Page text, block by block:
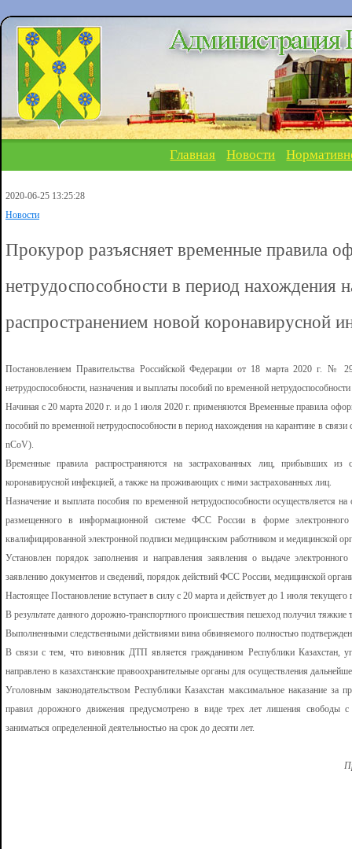
Главная Новости
2020-06-25 13:25:28
Новости
Прокурор разъясняет временные правила
нетрудоспособности в период нахождения
распространением новой коронавирусной
Постановлением Правительства Российской Федерации от 18 марта 2020 г. №
нетрудоспособности, назначения и выплаты пособий по временной нетрудоспособности
Начиная с 20 марта 2020 г. и до 1 июля 2020 г. применяются Временные правила
пособий по временной нетрудоспособности в период нахождения на карантине в
nCoV).
Временные правила распространяются на застрахованных лиц, прибывших из
коронавирусной инфекцией, а также на проживающих с ними застрахованных лиц.
Назначение и выплата пособия по временной нетрудоспособности осуществляется
размещенного в информационной системе ФСС России в форме электронного
квалифицированной электронной подписи медицинским работником и медицинской
Установлен порядок заполнения и направления заявления о выдаче
заявлению документов и сведений, порядок действий ФСС России, медицинской
Настоящее Постановление вступает в силу с 20 марта и действует до 1 июля текущего
В результате данного дорожно-транспортного происшествия пешеход получил тяжкие
Выполненными следственными действиями вина обвиняемого полностью
В связи с тем, что виновник ДТП является гражданином Республики Казахстан,
направлено в казахстанские правоохранительные органы для осуществления
Уголовным законодательством Республики Казахстан максимальное наказание за
правил дорожного движения предусмотрено в виде трех лет лишения свободы
заниматься определенной деятельностью на срок до десяти лет.